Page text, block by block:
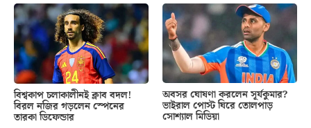
বিশ্বকাপ চলাকালীনই ক্লাব বদল!
বিরল নজির গড়লেন স্পেনের
তারকা ডিফেন্ডার
অবসর ঘোষণা করলেন সূর্যকুমার?
ভাইরাল পোস্ট ঘিরে তোলপাড়
সোশ্যাল মিডিয়া